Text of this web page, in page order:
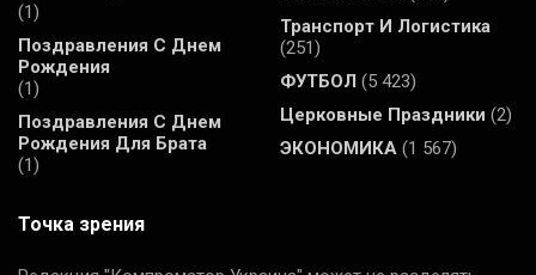
(1)
Поздравления С Днем
Рождения
(1)
Поздравления С Днем
Рождения Для Брата
(1)
Транспорт И Логистика
(251)
ФУТБОЛ (5 423)
Церковные Праздники (2)
ЭКОНОМИКА (1 567)
Точка зрения